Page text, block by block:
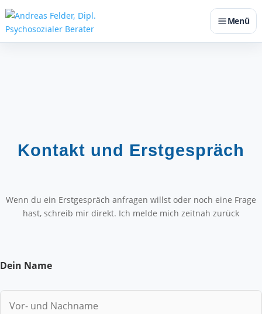
Menü
Kontakt und Erstgespräch
Wenn du ein Erstgespräch anfragen willst oder noch eine Frage
hast, schreib mir direkt. Ich melde mich zeitnah zurück
Dein Name